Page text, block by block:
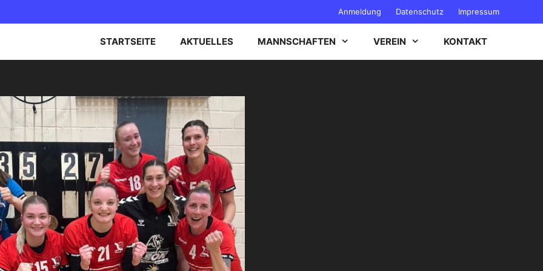
Anmeldung Datenschutz Impressum
STARTSEITE AKTUELLES MANNSCHAFTEN
BEZIRKSOBERLIGA C-JUGEND
D-JUGEND
E-JUGEND
VEREIN KONTAKT